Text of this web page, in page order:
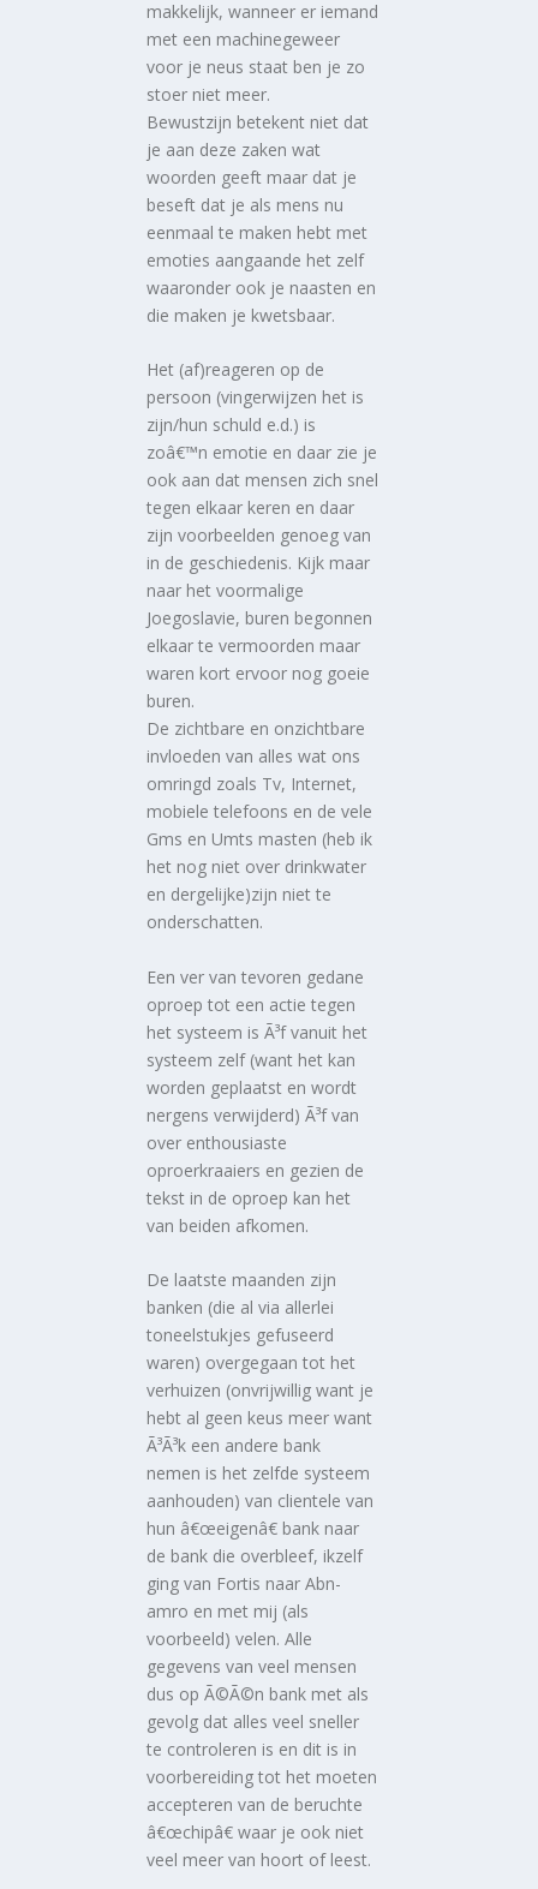
makkelijk, wanneer er iemand
met een machinegeweer
voor je neus staat ben je zo
stoer niet meer.
Bewustzijn betekent niet dat
je aan deze zaken wat
woorden geeft maar dat je
beseft dat je als mens nu
eenmaal te maken hebt met
emoties aangaande het zelf
waaronder ook je naasten en
die maken je kwetsbaar.
Het (af)reageren op de
persoon (vingerwijzen het is
zijn/hun schuld e.d.) is
zoâ€™n emotie en daar zie je
ook aan dat mensen zich snel
tegen elkaar keren en daar
zijn voorbeelden genoeg van
in de geschiedenis. Kijk maar
naar het voormalige
Joegoslavie, buren begonnen
elkaar te vermoorden maar
waren kort ervoor nog goeie
buren.
De zichtbare en onzichtbare
invloeden van alles wat ons
omringd zoals Tv, Internet,
mobiele telefoons en de vele
Gms en Umts masten (heb ik
het nog niet over drinkwater
en dergelijke)zijn niet te
onderschatten.
Een ver van tevoren gedane
oproep tot een actie tegen
het systeem is Ã³f vanuit het
systeem zelf (want het kan
worden geplaatst en wordt
nergens verwijderd) Ã³f van
over enthousiaste
oproerkraaiers en gezien de
tekst in de oproep kan het
van beiden afkomen.
De laatste maanden zijn
banken (die al via allerlei
toneelstukjes gefuseerd
waren) overgegaan tot het
verhuizen (onvrijwillig want je
hebt al geen keus meer want
Ã³Ã³k een andere bank
nemen is het zelfde systeem
aanhouden) van clientele van
hun â€œeigenâ€ bank naar
de bank die overbleef, ikzelf
ging van Fortis naar Abn-
amro en met mij (als
voorbeeld) velen. Alle
gegevens van veel mensen
dus op Ã©Ã©n bank met als
gevolg dat alles veel sneller
te controleren is en dit is in
voorbereiding tot het moeten
accepteren van de beruchte
â€œchipâ€ waar je ook niet
veel meer van hoort of leest.